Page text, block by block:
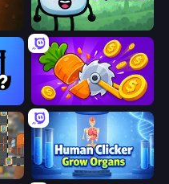
Merge & Fight
Farm Ring Idle
Human Clicker: Grow Organs